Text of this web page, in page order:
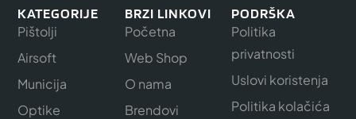
KATEGORIJE
Pištolji
Airsoft
Municija
Optike
BRZI LINKOVI
Početna
Web Shop
O nama
Brendovi
PODRŠKA
Politika
privatnosti
Uslovi koristenja
Politika kolačića